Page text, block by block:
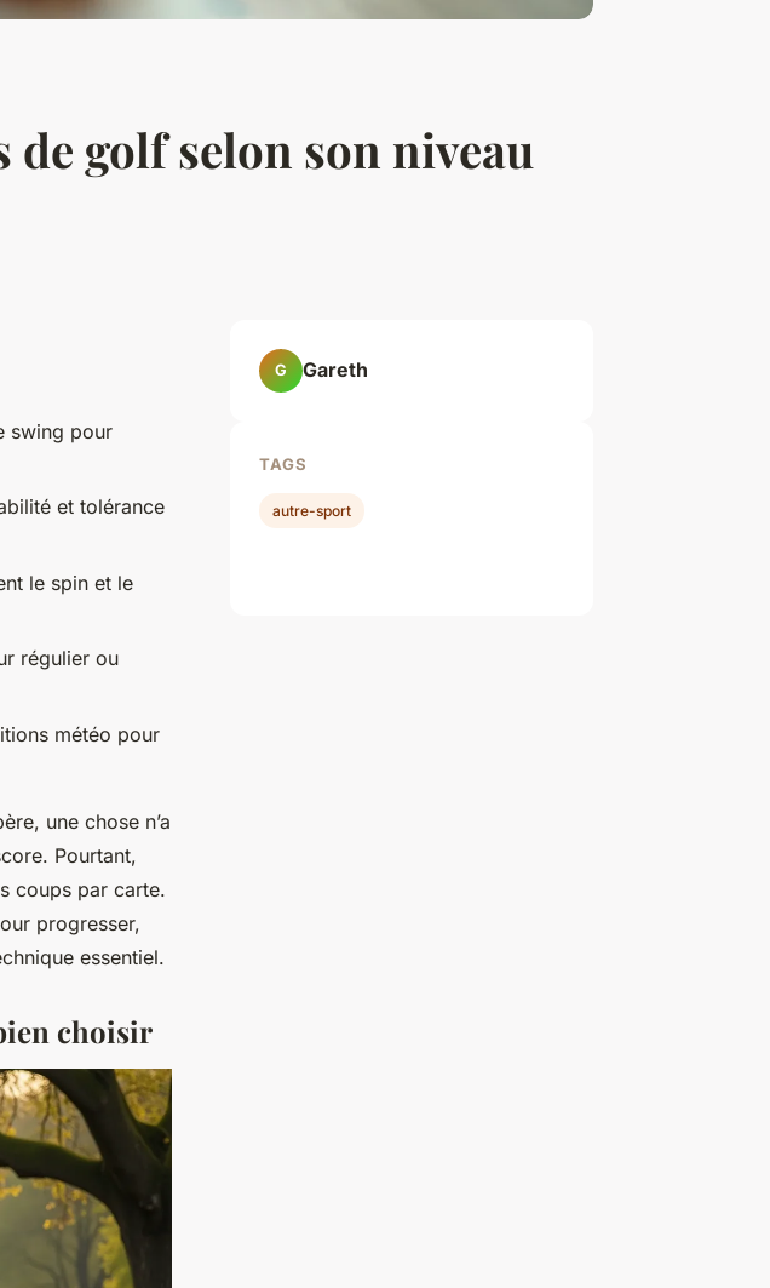
golf selon son niveau
swing pour
et tolérance
le spin et le
régulier ou
météo pour
une chose n’a
Pourtant,
coups par carte.
progresser,
essentiel.
choisir
G Gareth
TAGS
autre-sport